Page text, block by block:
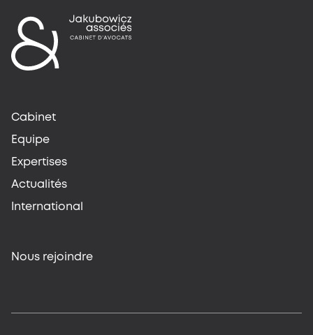
Cabinet
Equipe
Expertises
Actualités
International
Nous rejoindre